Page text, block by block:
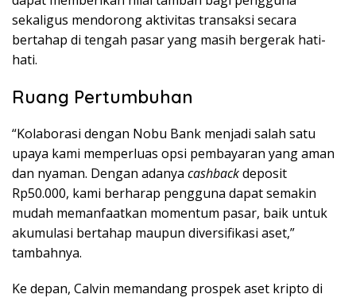
sekaligus mendorong aktivitas transaksi secara
bertahap di tengah pasar yang masih bergerak hati-
hati.
Ruang Pertumbuhan
“Kolaborasi dengan Nobu Bank menjadi salah satu
upaya kami memperluas opsi pembayaran yang aman
dan nyaman. Dengan adanya cashbackdeposit
Rp50.000, kami berharap pengguna dapat semakin
mudah memanfaatkan momentum pasar, baik untuk
akumulasi bertahap maupun diversifikasi aset,”
tambahnya.
Ke depan, Calvin memandang prospek aset kripto di